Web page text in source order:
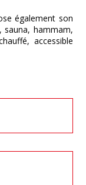
également son
sauna, hammam,
accessible